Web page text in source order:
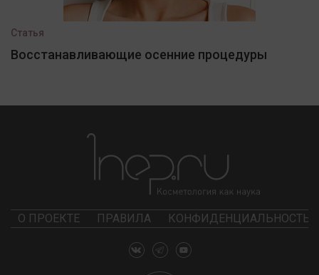
Статья
Восстанавливающие осенние процедуры
О ПРОЕКТЕ ПРАВИЛА КОНФИДЕНЦИАЛЬНОСТЬ